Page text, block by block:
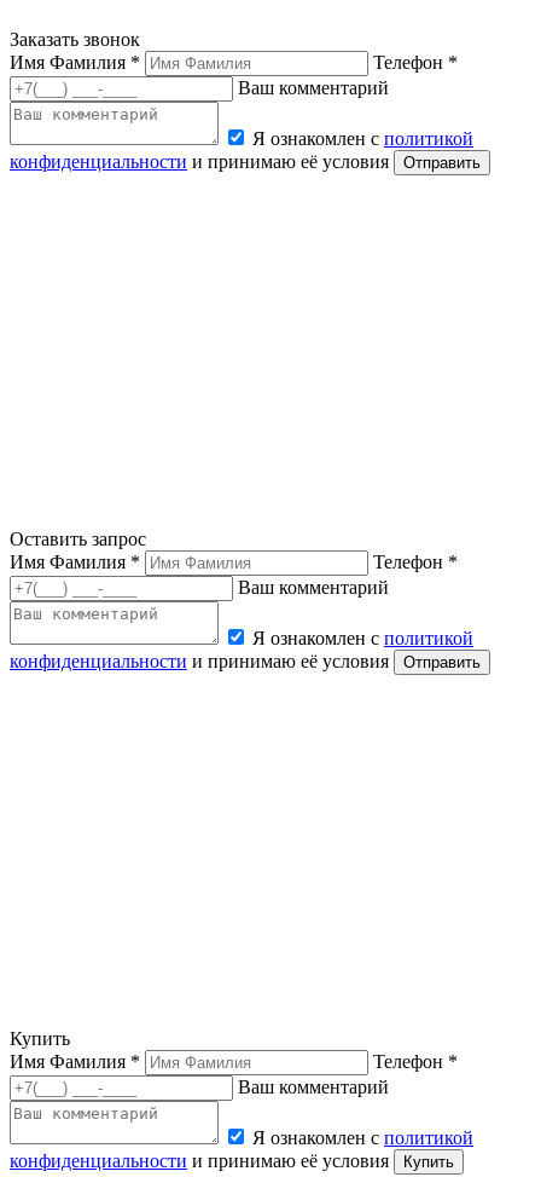
Заказать звонок
Имя Фамилия *
Телефон *
Ваш комментарий
Я ознакомлен с политикой
конфиденциальности и принимаю её условия Отправить
Оставить запрос
Имя Фамилия *
Телефон *
Ваш комментарий
Я ознакомлен с политикой
конфиденциальности и принимаю её условия Отправить
Купить
Имя Фамилия *
Телефон *
Ваш комментарий
Я ознакомлен с политикой
конфиденциальности и принимаю её условия Купить